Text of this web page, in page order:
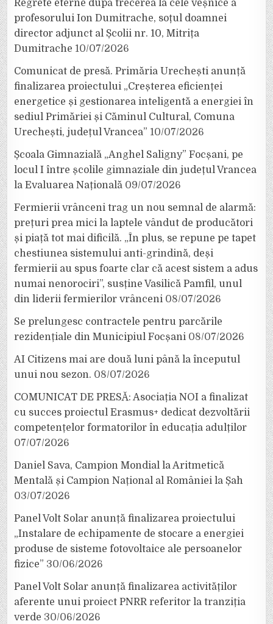
Regrete eterne după trecerea la cele veșnice a
profesorului Ion Dumitrache, soțul doamnei
director adjunct al Școlii nr. 10, Mitrița
Dumitrache 10/07/2026
Comunicat de presă. Primăria Urechești anunță
finalizarea proiectului „Creșterea eficienței
energetice și gestionarea inteligentă a energiei în
sediul Primăriei și Căminul Cultural, Comuna
Urechești, județul Vrancea” 10/07/2026
Școala Gimnazială „Anghel Saligny” Focșani, pe
locul I între școlile gimnaziale din județul Vrancea
la Evaluarea Națională 09/07/2026
Fermierii vrânceni trag un nou semnal de alarmă:
prețuri prea mici la laptele vândut de producători
și piață tot mai dificilă. „În plus, se repune pe tapet
chestiunea sistemului anti-grindină, deși
fermierii au spus foarte clar că acest sistem a adus
numai nenorociri”, susține Vasilică Pamfil, unul
din liderii fermierilor vrânceni 08/07/2026
Se prelungesc contractele pentru parcările
rezidențiale din Municipiul Focșani 08/07/2026
AI Citizens mai are două luni până la începutul
unui nou sezon. 08/07/2026
COMUNICAT DE PRESĂ: Asociația NOI a finalizat
cu succes proiectul Erasmus+ dedicat dezvoltării
competențelor formatorilor în educația adulților
07/07/2026
Daniel Sava, Campion Mondial la Aritmetică
Mentală și Campion Național al României la Șah
03/07/2026
Panel Volt Solar anunță finalizarea proiectului
„Instalare de echipamente de stocare a energiei
produse de sisteme fotovoltaice ale persoanelor
fizice” 30/06/2026
Panel Volt Solar anunță finalizarea activităților
aferente unui proiect PNRR referitor la tranziția
verde 30/06/2026